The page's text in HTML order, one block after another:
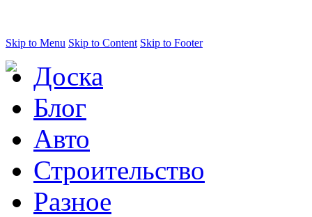
Skip to Menu Skip to Content Skip to Footer
Доска
Блог
Авто
Строительство
Разное